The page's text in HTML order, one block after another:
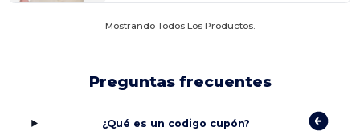
Mostrando Todos Los Productos.
Preguntas frecuentes
¿Qué es un codigo cupón?